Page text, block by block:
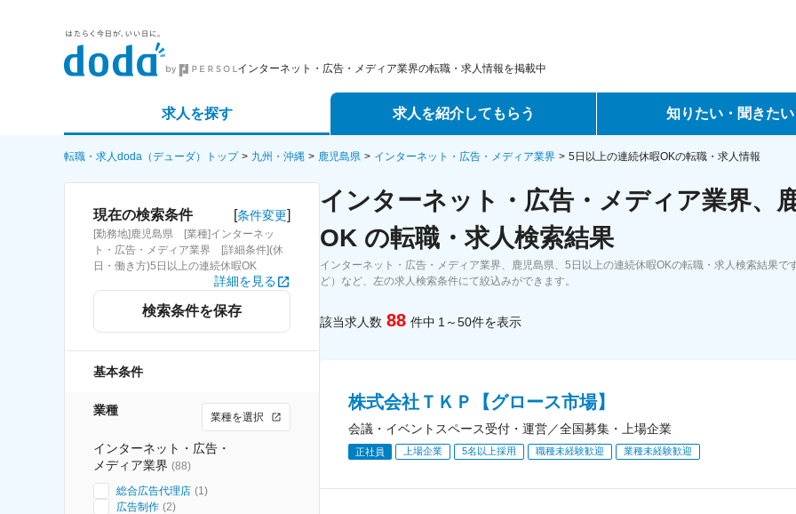
インターネット・広告・メディア業界の転職・求人情報を掲載中
求人を探す
詳細条件から探す
求人特集から探す
求人を紹介してもらう
エージェントサービス
スカウトサービス
パートナーエージェントサービス
知りたい・聞きたい
転職ノウハウ
データで見る転職
転職・求人doda（デューダ）トップ 九州・沖縄 鹿児島県 インターネット・広告・メディア業界 5日以上の連続休暇OKの転職・求人情報
現在の検索条件 [条件変更]
[勤務地]鹿児島県 [業種]インターネッ
ト・広告・メディア業界 [詳細条件](休
日・働き方)5日以上の連続休暇OK
詳細を見る
検索条件を保存
基本条件
業種 業種を選択
インターネット・広告・
メディア業界 (88)
総合広告代理店 (1)
広告制作 (2)
インターネット・広告・メディア業界、
OK の転職・求人検索結果
インターネット・広告・メディア業界、鹿児島県、5日以上の連続休暇OKの転職・求人検索結果
ど）など、左の求人検索条件にて絞込みができます。
該当求人数 88 件中 1～50件を表示
株式会社ＴＫＰ【グロース市場】
会議・イベントスペース受付・運営／全国募集・上場企業
正社員 上場企業 5名以上採用 職種未経験歓迎 業種未経験歓迎